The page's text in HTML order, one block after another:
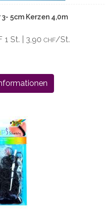
5cm Kerzen 4,0m
1 St. | 3,90 CHF/St.